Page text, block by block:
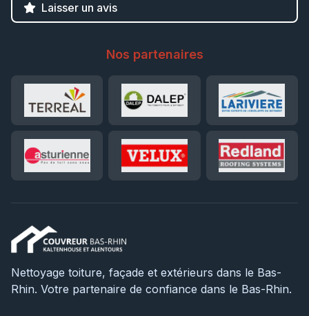
Laisser un avis
Nos partenaires
Nettoyage toiture, façade et extérieurs dans le Bas-
Rhin. Votre partenaire de confiance dans le Bas-Rhin.